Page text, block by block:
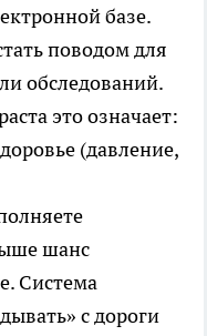
базе.
поводом для
обследований.
это означает:
(давление,
шанс
Система
с дороги